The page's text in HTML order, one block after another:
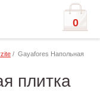
0
/ Gayafores Напольная
плитка